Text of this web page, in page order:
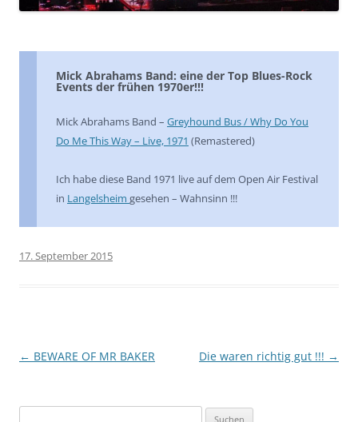
Mick Abrahams Band: eine der Top Blues-Rock
Events der frühen 1970er!!!
Mick Abrahams Band – Greyhound Bus / Why Do You
Do Me This Way – Live, 1971 (Remastered)
Ich habe diese Band 1971 live auf dem Open Air Festival
in Langelsheim gesehen – Wahnsinn !!!
17. September 2015
Beitragsnavigation
← BEWARE OF MR BAKER Die waren richtig gut !!! →